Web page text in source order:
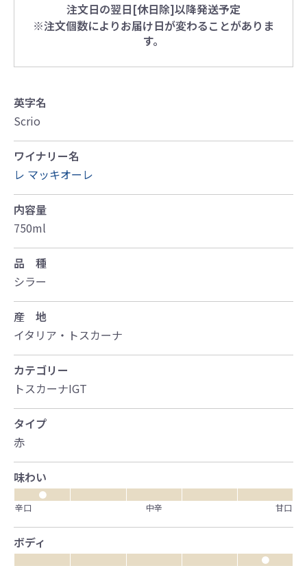
注文日の翌日[休日除]以降発送予定
※注文個数によりお届け日が変わることがありま
す。
英字名
Scrio
ワイナリー名
レ マッキオーレ
内容量
750ml
品 種
シラー
産 地
イタリア・トスカーナ
カテゴリー
トスカーナIGT
タイプ
赤
味わい
●
辛口
中辛 甘口
ボディ
●